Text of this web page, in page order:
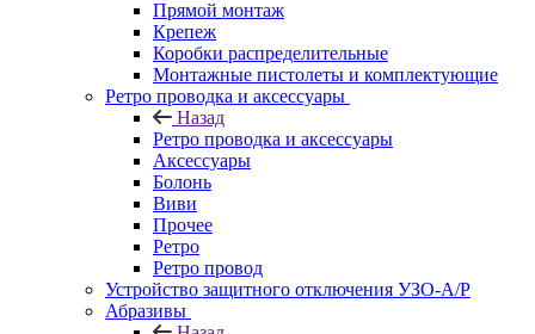
Прямой монтаж
Крепеж
Коробки распределительные
Монтажные пистолеты и комплектующие
Ретро проводка и аксессуары
Назад
Ретро проводка и аксессуары
Аксессуары
Болонь
Виви
Прочее
Ретро
Ретро провод
Устройство защитного отключения УЗО-А/Р
Абразивы